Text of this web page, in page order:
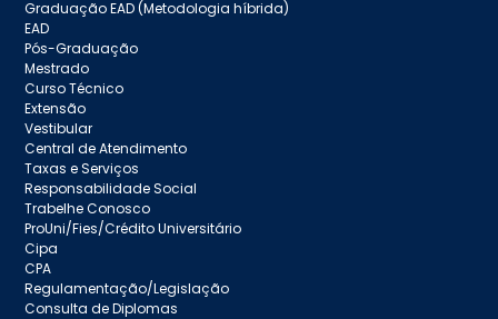
Graduação EAD (Metodologia híbrida)
EAD
Pós-Graduação
Mestrado
Curso Técnico
Extensão
Vestibular
Central de Atendimento
Taxas e Serviços
Responsabilidade Social
Trabelhe Conosco
ProUni/Fies/Crédito Universitário
Cipa
CPA
Regulamentação/Legislação
Consulta de Diplomas